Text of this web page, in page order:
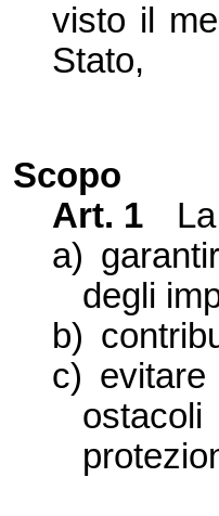
visto il
Stato,
Scopo
Art. 1
a)
degli
b)
c)